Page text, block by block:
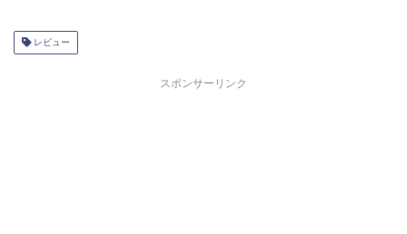
中…
レビュー
スポンサーリンク